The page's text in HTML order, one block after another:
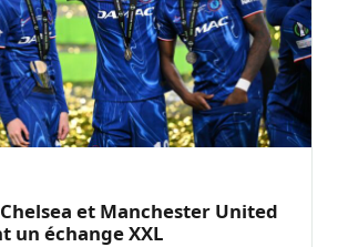
et Manchester United
un échange XXL